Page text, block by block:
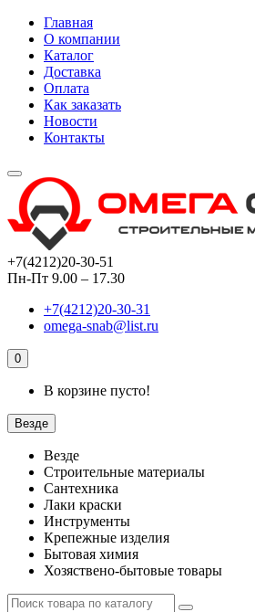
Главная
О компании
Каталог
Доставка
Оплата
Как заказать
Новости
Контакты
+7(4212)20-30-51
Пн-Пт 9.00 – 17.30
+7(4212)20-30-31
omega-snab@list.ru
0
В корзине пусто!
Везде
Везде
Строительные материалы
Сантехника
Лаки краски
Инструменты
Крепежные изделия
Бытовая химия
Хозяствено-бытовые товары